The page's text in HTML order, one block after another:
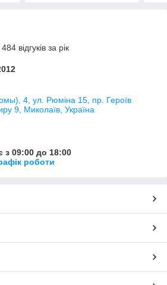
відгуків за рік
4, ул. Рюміна 15, пр. Героїв
9, Миколаїв, Україна
з 09:00 до 18:00
роботи